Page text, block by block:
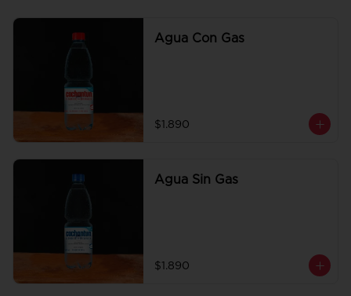
Agua Con Gas
$1.890
Agua Sin Gas
$1.890